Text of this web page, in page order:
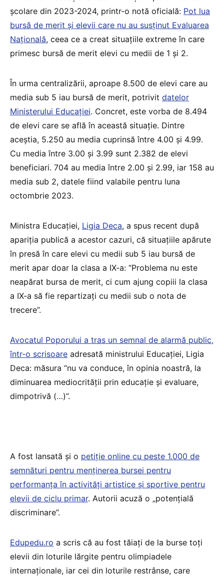
școlare din 2023-2024, printr-o notă oficială: Pot lua
bursă de merit și elevii care nu au susținut Evaluarea
Națională, ceea ce a creat situațiile extreme în care
primesc bursă de merit elevi cu medii de 1 și 2.
În urma centralizării, aproape 8.500 de elevi care au
media sub 5 iau bursă de merit, potrivit datelor
Ministerului Educației. Concret, este vorba de 8.494
de elevi care se află în această situație. Dintre
aceștia, 5.250 au media cuprinsă între 4.00 și 4.99.
Cu media între 3.00 și 3.99 sunt 2.382 de elevi
beneficiari. 704 au media între 2.00 și 2.99, iar 158 au
media sub 2, datele fiind valabile pentru luna
octombrie 2023.
Ministra Educației, Ligia Deca, a spus recent după
apariția publică a acestor cazuri, că situațiile apărute
în presă în care elevi cu medii sub 5 iau bursă de
merit apar doar la clasa a IX-a: “Problema nu este
neapărat bursa de merit, ci cum ajung copiii la clasa
a IX-a să fie repartizați cu medii sub o nota de
trecere”.
Avocatul Poporului a tras un semnal de alarmă public,
într-o scrisoare adresată ministrului Educației, Ligia
Deca: măsura “nu va conduce, în opinia noastră, la
diminuarea mediocrității prin educație și evaluare,
dimpotrivă (…)”.
A fost lansată și o petiție online cu peste 1.000 de
semnături pentru menținerea bursei pentru
performanța în activități artistice și sportive pentru
elevii de ciclu primar. Autorii acuză o „potențială
discriminare”.
Edupedu.ro a scris că au fost tăiați de la burse toți
elevii din loturile lărgite pentru olimpiadele
internaționale, iar cei din loturile restrânse, care